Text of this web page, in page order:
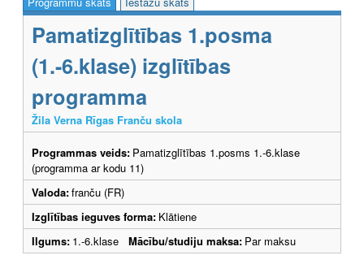
Pamatizglītības 1.posma
(1.-6.klase) izglītības
programma
Žila Verna Rīgas Franču skola
Programmas veids: Pamatizglītības 1.posms 1.-6.klase
(programma ar kodu 11)
Valoda:franču (FR)
Izglītības ieguves forma: Klātiene
Ilgums: 1.-6.klase Mācību/studiju maksa: Par maksu